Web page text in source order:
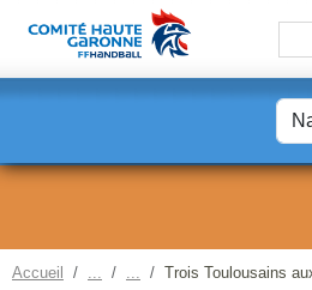
Accueil Trois Toulousains
Panneau de gestion des cookies